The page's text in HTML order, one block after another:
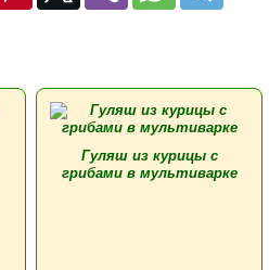
Гуляш из курицы с
грибами в мультиварке